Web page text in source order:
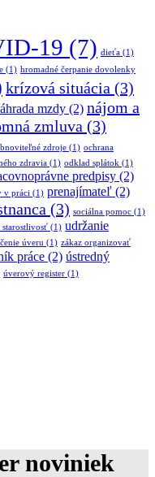
19 (7) dieťa (1)
(1) hromadné čerpanie dovolenky
krízová situácia (3)
mzdy (2) nájom a
zmluva (3)
zdroje (1) ochrana
zdravia (1) odklad splátok (1)
predpisy (2)
v práci (1) prenajímateľ (2)
(3) sociálna pomoc (1)
starostlivosť (1) udržanie
úveru (1) zákaz organizovať
práce (2) ústredný
úverový register (1)
noviniek